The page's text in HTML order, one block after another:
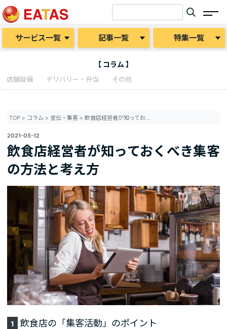
サービス一覧 記事一覧 特集一覧
【 コラム 】
店舗設備 デリバリー・弁当 その他
TOP> コラム > 宣伝・集客 > 飲食店経営者が知っておくべき集客の方法と考え方
2021-05-12
飲食店経営者が知っておくべき集客
の方法と考え方
1 飲食店の「集客活動」のポイント